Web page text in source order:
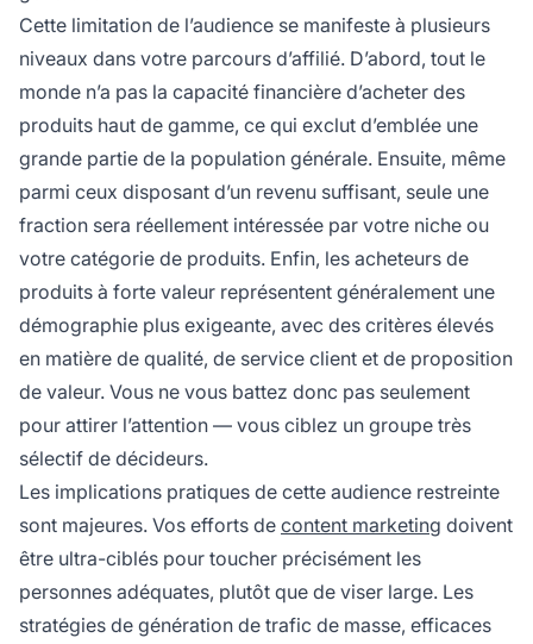
Cette limitation de l’audience se manifeste à plusieurs
niveaux dans votre parcours d’affilié. D’abord, tout le
monde n’a pas la capacité financière d’acheter des
produits haut de gamme, ce qui exclut d’emblée une
grande partie de la population générale. Ensuite, même
parmi ceux disposant d’un revenu suffisant, seule une
fraction sera réellement intéressée par votre niche ou
votre catégorie de produits. Enfin, les acheteurs de
produits à forte valeur représentent généralement une
démographie plus exigeante, avec des critères élevés
en matière de qualité, de service client et de proposition
de valeur. Vous ne vous battez donc pas seulement
pour attirer l’attention — vous ciblez un groupe très
sélectif de décideurs.
Les implications pratiques de cette audience restreinte
sont majeures. Vos efforts de content marketing doivent
être ultra-ciblés pour toucher précisément les
personnes adéquates, plutôt que de viser large. Les
stratégies de génération de trafic de masse, efficaces